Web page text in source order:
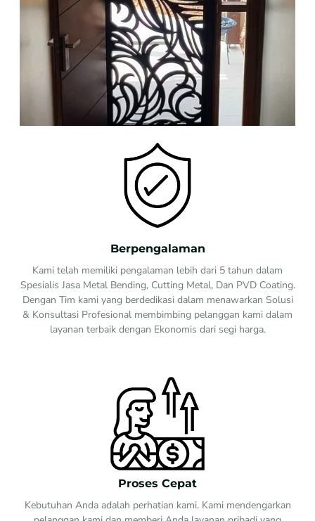
Berpengalaman
Kami telah memiliki pengalaman lebih dari 5 tahun dalam
Spesialis Jasa Metal Bending, Cutting Metal, Dan PVD Coating.
Dengan Tim kami yang berdedikasi dalam menawarkan Solusi
& Konsultasi Profesional membimbing pelanggan kami dalam
layanan terbaik dengan Ekonomis dari segi harga.
Proses Cepat
Kebutuhan Anda adalah perhatian kami. Kami mendengarkan